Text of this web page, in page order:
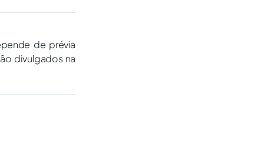
de prévia
divulgados na